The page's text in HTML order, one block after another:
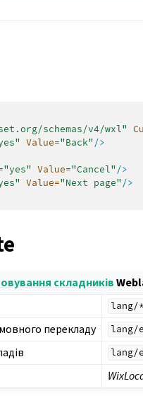
schemas/v4/wxl"
Value="Back"/>
"yes" Value="Cancel"/>
Value="Next page"/>
складників
lang/
перекладу lang/
lang/